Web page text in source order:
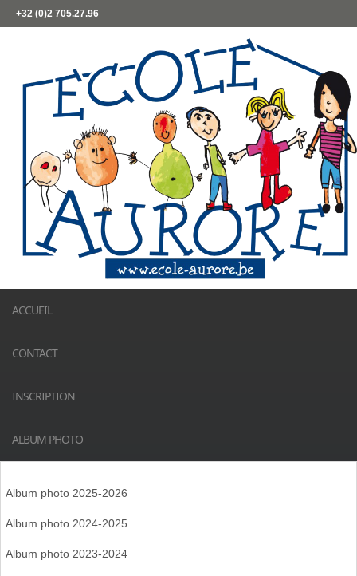
+32 (0)2 705.27.96
ACCUEIL
CONTACT
INSCRIPTION
ALBUM PHOTO
Album photo 2025-2026
Album photo 2024-2025
Album photo 2023-2024